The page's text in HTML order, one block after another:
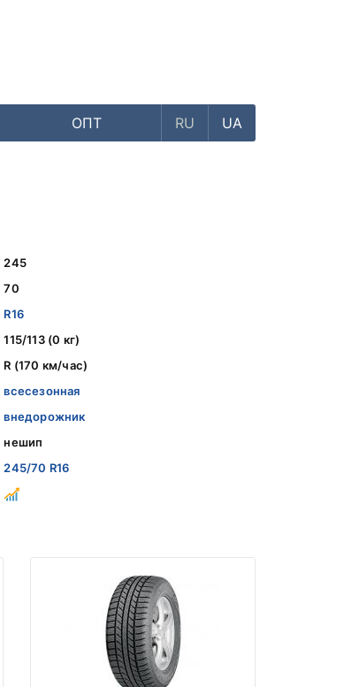
ОПТ RU UA
245
70
R16
115/113 (0 кг)
R (170 км/час)
всесезонная
внедорожник
нешип
245/70 R16